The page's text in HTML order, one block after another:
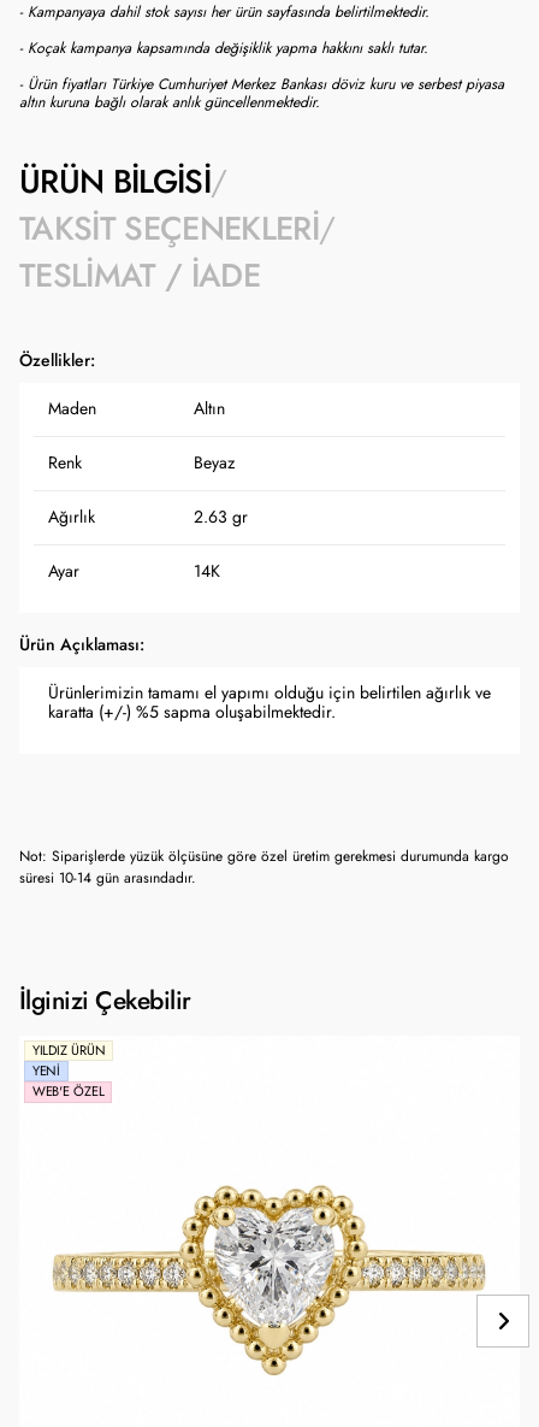
- Kampanyaya dahil stok sayısı her ürün sayfasında belirtilmektedir.
- Koçak kampanya kapsamında değişiklik yapma hakkını saklı tutar.
- Ürün fiyatları Türkiye Cumhuriyet Merkez Bankası döviz kuru ve serbest piyasa
altın kuruna bağlı olarak anlık güncellenmektedir.
ÜRÜN BILGISI
TAKSIT SEÇENEKLERI
TESLIMAT / İADE
Özellikler:
Maden Altın
Renk Beyaz
Ağırlık 2.63 gr
Ayar 14K
Ürün Açıklaması:
Ürünlerimizin tamamı el yapımı olduğu için belirtilen ağırlık ve
karatta (+/-) %5 sapma oluşabilmektedir.
Not: Siparişlerde yüzük ölçüsüne göre özel üretim gerekmesi durumunda kargo
süresi 10-14 gün arasındadır.
İlginizi Çekebilir
YILDIZ ÜRÜN
YENI
WEB'E ÖZEL